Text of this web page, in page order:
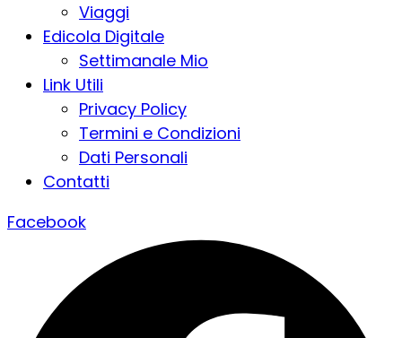
Viaggi
Edicola Digitale
Settimanale Mio
Link Utili
Privacy Policy
Termini e Condizioni
Dati Personali
Contatti
Facebook